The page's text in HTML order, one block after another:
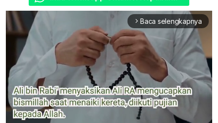
arrow_forward_ios Baca selengkapnya